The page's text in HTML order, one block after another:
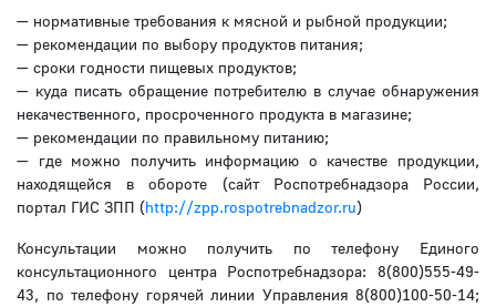
— нормативные требования к мясной и рыбной продукции;
— рекомендации по выбору продуктов питания;
— сроки годности пищевых продуктов;
— куда писать обращение потребителю в случае обнаружения
некачественного, просроченного продукта в магазине;
— рекомендации по правильному питанию;
— где можно получить информацию о качестве продукции,
находящейся в обороте (сайт Роспотребнадзора России,
портал ГИС ЗПП (http://zpp.rospotrebnadzor.ru)
Консультации можно получить по телефону Единого
консультационного центра Роспотребнадзора: 8(800)555-49-
43, по телефону горячей линии Управления 8(800)100-50-14;